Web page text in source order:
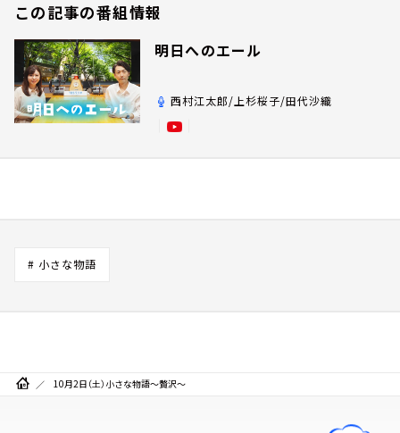
この記事の番組情報
明日へのエール
西村江太郎/上杉桜子/田代沙織
# 小さな物語
10月2日（土）小さな物語～贅沢～